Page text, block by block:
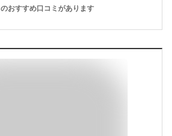
のおすすめ口コミがあります